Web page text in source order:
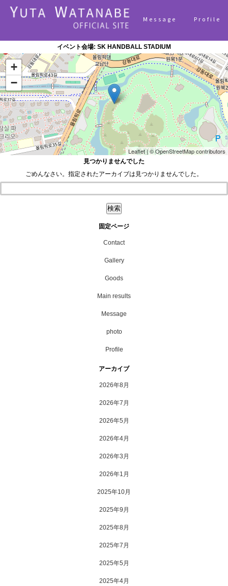
Message Profile
イベント会場: SK HANDBALL STADIUM
+
−
Leaflet| ©OpenStreetMapcontributors
見つかりませんでした
ごめんなさい。指定されたアーカイブは見つかりませんでした。
固定ページ
Contact
Gallery
Goods
Main results
Message
photo
Profile
アーカイブ
2026年8月
2026年7月
2026年5月
2026年4月
2026年3月
2026年1月
2025年10月
2025年9月
2025年8月
2025年7月
2025年5月
2025年4月